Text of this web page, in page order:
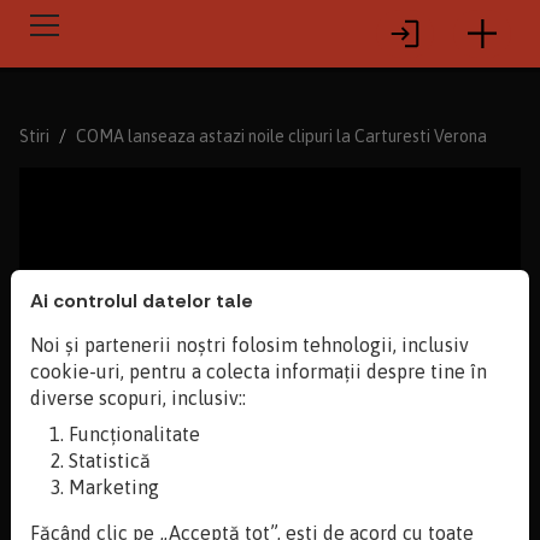
Stiri COMA lanseaza astazi noile clipuri la Carturesti Verona
24.11.2016
COMA lanseaza astazi noile clipuri la Carturesti
Ai controlul datelor tale
Noi și partenerii noștri folosim tehnologii, inclusiv
cookie-uri, pentru a colecta informații despre tine în
diverse scopuri, inclusiv::
Funcționalitate
Statistică
Marketing
Făcând clic pe „Acceptă tot”, ești de acord cu toate